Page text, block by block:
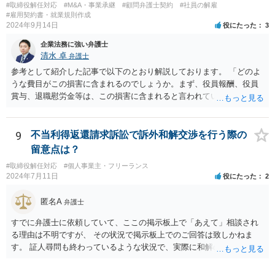
#取締役解任対応 #M&A・事業承継 #顧問弁護士契約
#社員の解雇
#雇用契約書・就業規則作成
2024年9月14日 役にたった 3
企業法務に強い弁護士
清水 卓 弁護士
参考として紹介した記事で以下のとおり解説しております。 「どのよ
うな費目がこの損害に含まれるのでしょうか。まず、役員報酬、役員
賞与、退職慰労金等は、この損害に含まれると言われています。また
質の金員と判断されれば、損害に含まれる可能性があります。 慰謝料
や弁護士費用については、これらの損害に含まれないと述べる裁判例
もありますが、含まれるとする見解もあり、争いがあるところです
（なお、含まれないとしても、民法の不法行為などの別の法律構成で
賠償請求される可能性もあります）。」 → このように、法律構成の工
夫等次第では、慰謝料請求の余地もあるのですが、あなたのケースで
は、不法行為構成で請求しようとすると、３年の消滅時効の壁に阻ま
れるリスクがあるため、慰謝料請求までは難しいかもしれません。
損害のメイン部分は役員報酬の部分かと思われます。会社法第３３９
条２項の損害賠償責任の法的性質について、法律により設けられた特
別の責任（法定責任）と解する立場であっても、時効期間の観点から
は、早めに請求行動を試みる等の対策を講じておくべきかと思いま
9
不当利得返還請求訴訟で訴外和解交渉を行う際の
留意点は？
#取締役解任対応 #個人事業主・フリーランス
2024年7月11日 役にたった 2
匿名A 弁護士
すでに弁護士に依頼していて、ここの掲示板上で「あえて」相談され
る理由は不明ですが、 その状況で掲示板上でのご回答は致しかねま
す。 証人尋問も終わっているような状況で、実際に和解のお話も進ん